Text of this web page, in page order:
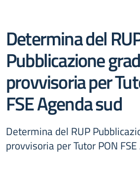
Determina del
Pubblicazione
provvisoria per
FSE Agenda sud
Determina del RUP
provvisoria per Tutor PON